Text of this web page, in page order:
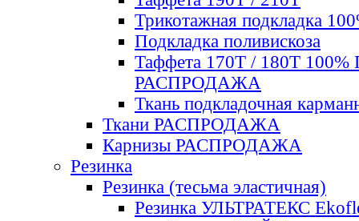
Трикотажная подкладка
Подкладка поливискоза
Таффета 170Т / 180Т 100%
РАСПРОДАЖА
Ткань подкладочная
Ткани РАСПРОДАЖА
Карнизы РАСПРОДАЖА
Резинка
Резинка (тесьма эластичная)
Резинка УЛЬТРАТЕКС